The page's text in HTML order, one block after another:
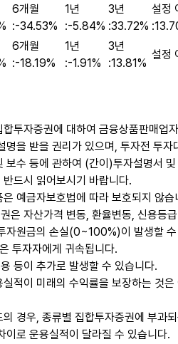
6개월
:-34.53%
1년
:-5.84%
3년
:33.72%
설정
:
6개월
:-18.19%
1년
:-1.91%
3년
:13.81%
설정
합투자증권에 대하여 금융상품판매업
명을 받을 권리가 있으며, 투자전 투자
보수 등에 관하여 (간이)투자설명서
반드시 읽어보시기 바랍니다.
은 예금자보호법에 따라 보호되지 않습
은 자산가격 변동, 환율변동, 신용등
자원금의 손실(0~100%)이 발생할
투자자에게 귀속됩니다.
등이 추가로 발생할 수 있습니다.
실적이 미래의 수익률을 보장하는 것은
의 경우, 종류별 집합투자증권에 부과
이로 운용실적이 달라질 수 있습니다.